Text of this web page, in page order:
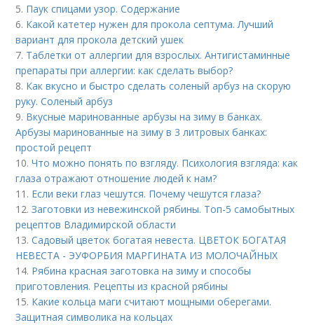
5. Паук спицами узор. Содержание
6. Какой катетер нужен для прокола септума. Лучший
вариант для прокола детский ушек
7. Таблетки от аллергии для взрослых. Антигистаминные
препараты при аллергии: как сделать выбор?
8. Как вкусно и быстро сделать соленый арбуз на скорую
руку. Соленый арбуз
9. Вкусные маринованные арбузы на зиму в банках.
Арбузы маринованные на зиму в 3 литровых банках:
простой рецепт
10.Что можно понять по взгляду. Психология взгляда: как
глаза отражают отношение людей к нам?
11. Если веки глаз чешутся. Почему чешутся глаза?
12.Заготовки из невежинской рябины. Топ-5 самобытных
рецептов Владимирской области
13.Садовый цветок богатая невеста. ЦВЕТОК БОГАТАЯ
НЕВЕСТА - ЭУФОРБИЯ МАРГИНАТА ИЗ МОЛОЧАЙНЫХ
14. Рябина красная заготовка на зиму и способы
приготовления. Рецепты из красной рябины
15. Какие кольца маги считают мощными оберегами.
Защитная символика на кольцах